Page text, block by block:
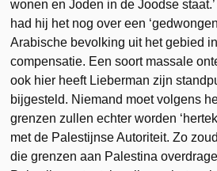
wonen en Joden in de Joodse
had hij het nog over een
Arabische bevolking uit het gebied
compensatie. Een soort massale
ook hier heeft Lieberman zijn
bijgesteld. Niemand moet volgens
grenzen zullen echter worden
met de Palestijnse Autoriteit. Zo
die grenzen aan Palestina